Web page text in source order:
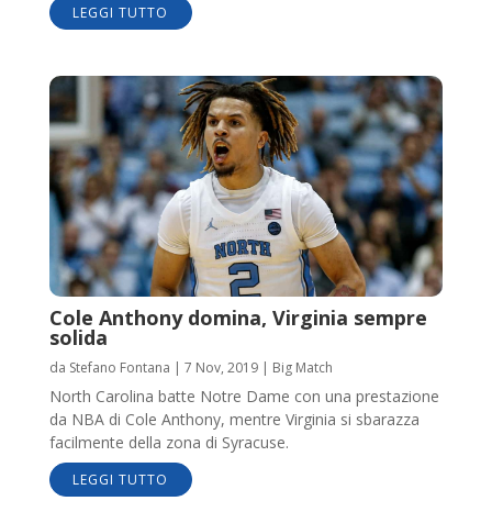
LEGGI TUTTO
Cole Anthony domina, Virginia sempre
solida
da Stefano Fontana | 7 Nov, 2019| Big Match
North Carolina batte Notre Dame con una prestazione
da NBA di Cole Anthony, mentre Virginia si sbarazza
facilmente della zona di Syracuse.
LEGGI TUTTO